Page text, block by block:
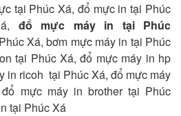
tại Phúc Xá, đổ mực in tại Phúc
đổ mực máy in tại Phúc
Xá, bơm mực máy in tại Phúc
tại Phúc Xá, đổ mực máy in hp
in ricoh tại Phúc Xá, đổ mực máy
mực máy in brother tại Phúc
tại Phúc Xá